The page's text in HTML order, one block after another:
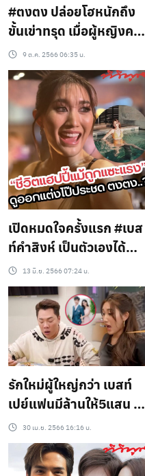
#ตงตง ปล่อยโฮหนักถึง
ขั้นเข่าทรุด เมื่อผู้หญิงคน
นี้โทรมาอวยพรวันเกิด(ชม
คลิป)
9 ต.ค. 2566 06:35 น.
เปิดหมดใจครั้งแรก #เบส
ท์คําสิงห์ เป็นตัวเองได้
ตามใจ แม้ถูกชาวเน็ตแซะ
แรง ดูออกแต่งตัวประชด
#ตงตง (ชมคลิป)
13 มิ.ย. 2566 07:24 น.
รักใหม่ผู้ใหญ่กว่า เบสท์
เปย์แฟนมีล้านให้5แสน ลุย
หาเงินเพื่อน้อง พ่อฉะยับ
เคลียร์แฟนเก่ายัง
30 เม.ย. 2566 16:16 น.